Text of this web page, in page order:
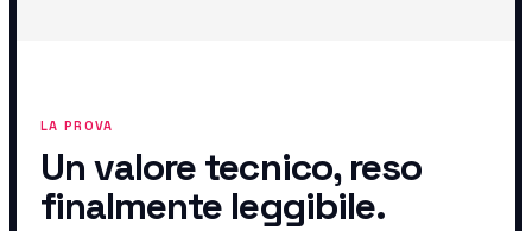
LA PROVA
Un valore tecnico, reso
finalmente leggibile.